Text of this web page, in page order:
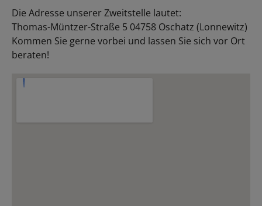
Die Adresse unserer Zweitstelle lautet:
Thomas-Müntzer-Straße 5 04758 Oschatz (Lonnewitz)
Kommen Sie gerne vorbei und lassen Sie sich vor Ort
beraten!